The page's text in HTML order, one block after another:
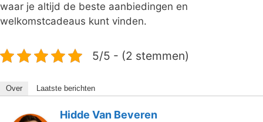
waar je altijd de beste aanbiedingen en
welkomstcadeaus kunt vinden.
5/5 - (2 stemmen)
Over Laatste berichten
Hidde Van Beveren